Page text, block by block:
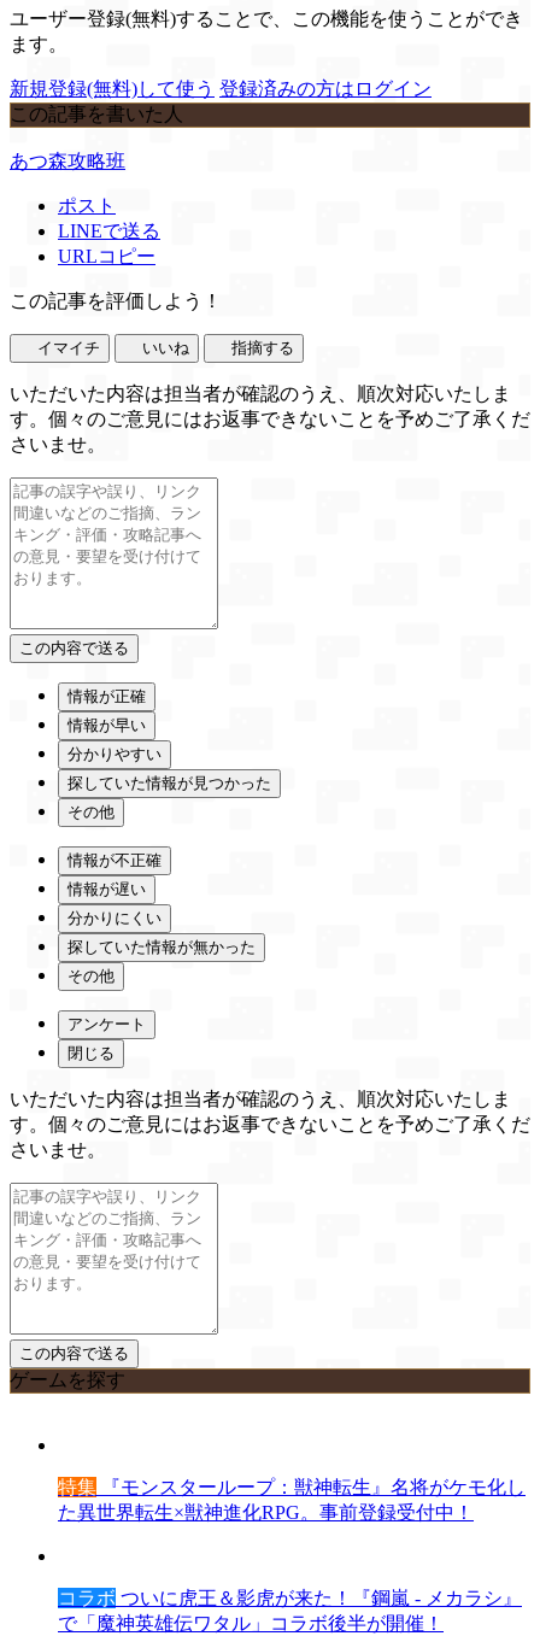
ユーザー登録(無料)することで、この機能を使うことができ
ます。
新規登録(無料)して使う 登録済みの方はログイン
この記事を書いた人
あつ森攻略班
ポスト
LINEで送る
URLコピー
この記事を評価しよう！
イマイチ いいね 指摘する
いただいた内容は担当者が確認のうえ、順次対応いたしま
す。個々のご意見にはお返事できないことを予めご了承くだ
さいませ。
情報が正確
情報が早い
分かりやすい
探していた情報が見つかった
その他
情報が不正確
情報が遅い
分かりにくい
探していた情報が無かった
その他
アンケート
閉じる
いただいた内容は担当者が確認のうえ、順次対応いたしま
す。個々のご意見にはお返事できないことを予めご了承くだ
さいませ。
ゲームを探す
特集 『モンスターループ：獣神転生』名将がケモ化し
た異世界転生×獣神進化RPG。事前登録受付中！
コラボ ついに虎王＆影虎が来た！『鋼嵐 - メカラシ』
で「魔神英雄伝ワタル」コラボ後半が開催！